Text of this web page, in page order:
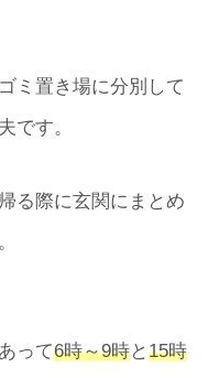
ミ置き場に分別して
です。
る際に玄関にまとめ
って6時～9時と15時